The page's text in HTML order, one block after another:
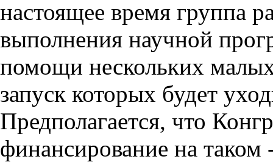
настоящее время группа
выполнения научной
помощи нескольких
запуск кото­рых будет
Предполагается, что
финансирование на таком